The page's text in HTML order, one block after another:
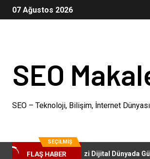
07 Ağustos 2026
SEO
SEO – Teknoloji, Bilişim, İnternet
SEÇILMIŞ
FLAŞ HABER
İşletmenizi Dijital Dünyada